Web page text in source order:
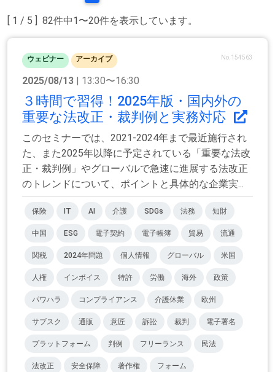
[ 1 / 5 ] 82件中1〜20件を表示しています。
ウェビナー アーカイブ No.154563
2025/08/13 | 13:30〜16:30
３時間で習得！2025年版・国内外の
重要な法改正・裁判例と実務対応
このセミナーでは、2021-2024年まで最近施行され
た、また2025年以降に予定されている「重要な法改
正・裁判例」やグローバルで急速に進展する法改正
のトレンドについて、ポイントと具体的な企業実...
保険 IT AI 介護 SDGs 法務 知財
中国 ESG 電子契約 電子帳簿 貿易 流通
関税 2024年問題 個人情報 グローバル 米国
人権 インボイス 特許 労働 海外 政策
パワハラ コンプライアンス 介護休業 欧州
サブスク 通販 意匠 訴訟 裁判 電子署名
プラットフォーム 判例 フリーランス 民法
法改正 安全保障 著作権 フォーム